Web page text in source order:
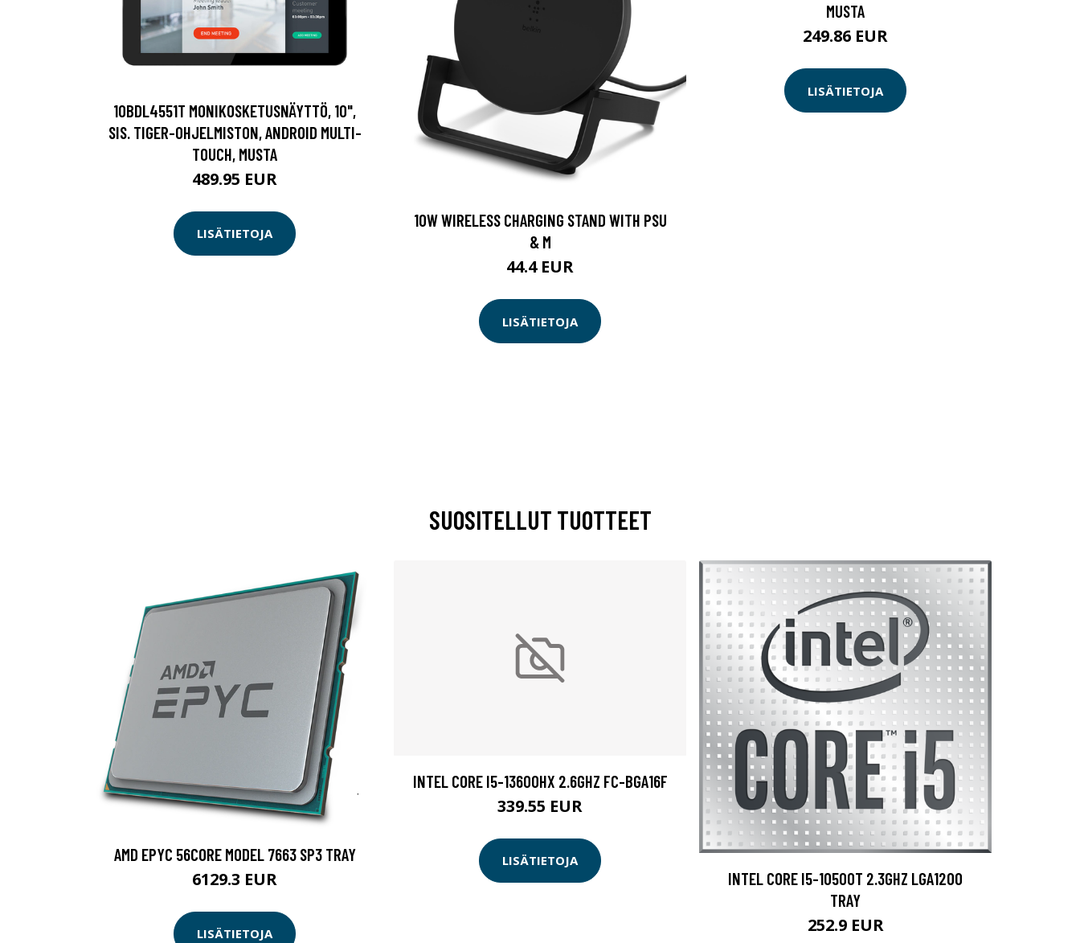
10BDL4551T MONIKOSKETUSNÄYTTÖ, 10",
SIS. TIGER-OHJELMISTON, ANDROID MULTI-
TOUCH, MUSTA
489.95 EUR
LISÄTIETOJA
10W WIRELESS CHARGING STAND WITH PSU
& M
44.4 EUR
LISÄTIETOJA
MUSTA
249.86 EUR
LISÄTIETOJA
SUOSITELLUT TUOTTEET
AMD EPYC 56CORE MODEL 7663 SP3 TRAY
6129.3 EUR
LISÄTIETOJA
INTEL CORE I5-13600HX 2.6GHZ FC-BGA16F
339.55 EUR
LISÄTIETOJA
INTEL CORE I5-10500T 2.3GHZ LGA1200
TRAY
252.9 EUR